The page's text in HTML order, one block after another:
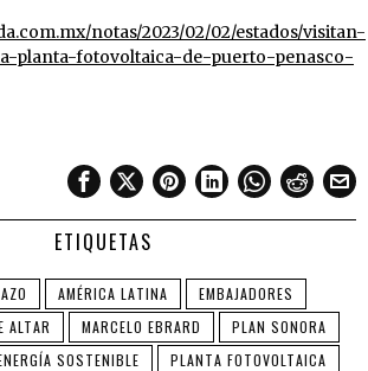
notas/2023/02/02/estados/visitan-
planta-fotovoltaica-de-puerto-penasco-
ETIQUETAS
AMÉRICA LATINA
EMBAJADORES
ALTAR
MARCELO EBRARD
PLAN SONORA
SOSTENIBLE
PLANTA FOTOVOLTAICA